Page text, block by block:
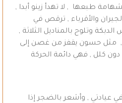
طبعها , لا تهدأ زينو أبدا ,
والأقرباء , ترقص في
وتلوح بالمناديل الثلاثة ,
, مثل حسون يقفز من غصن إلى
كلل , فهي دائمة الحركة
في عيادتي , وأشعر بالضجر إذا